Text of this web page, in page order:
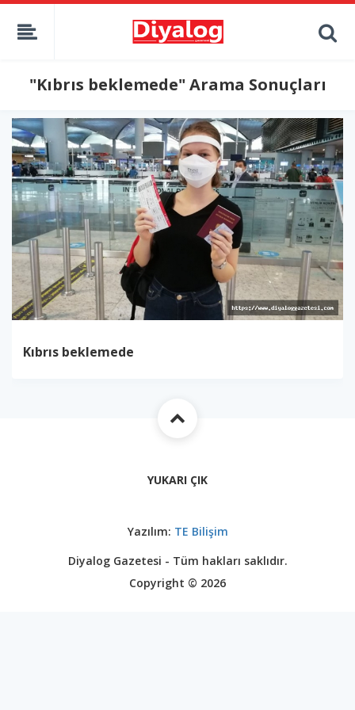
"Kıbrıs beklemede" Arama Sonuçları
Kıbrıs beklemede
YUKARI ÇIK
Yazılım: TE Bilişim
Diyalog Gazetesi - Tüm hakları saklıdır.
Copyright © 2026